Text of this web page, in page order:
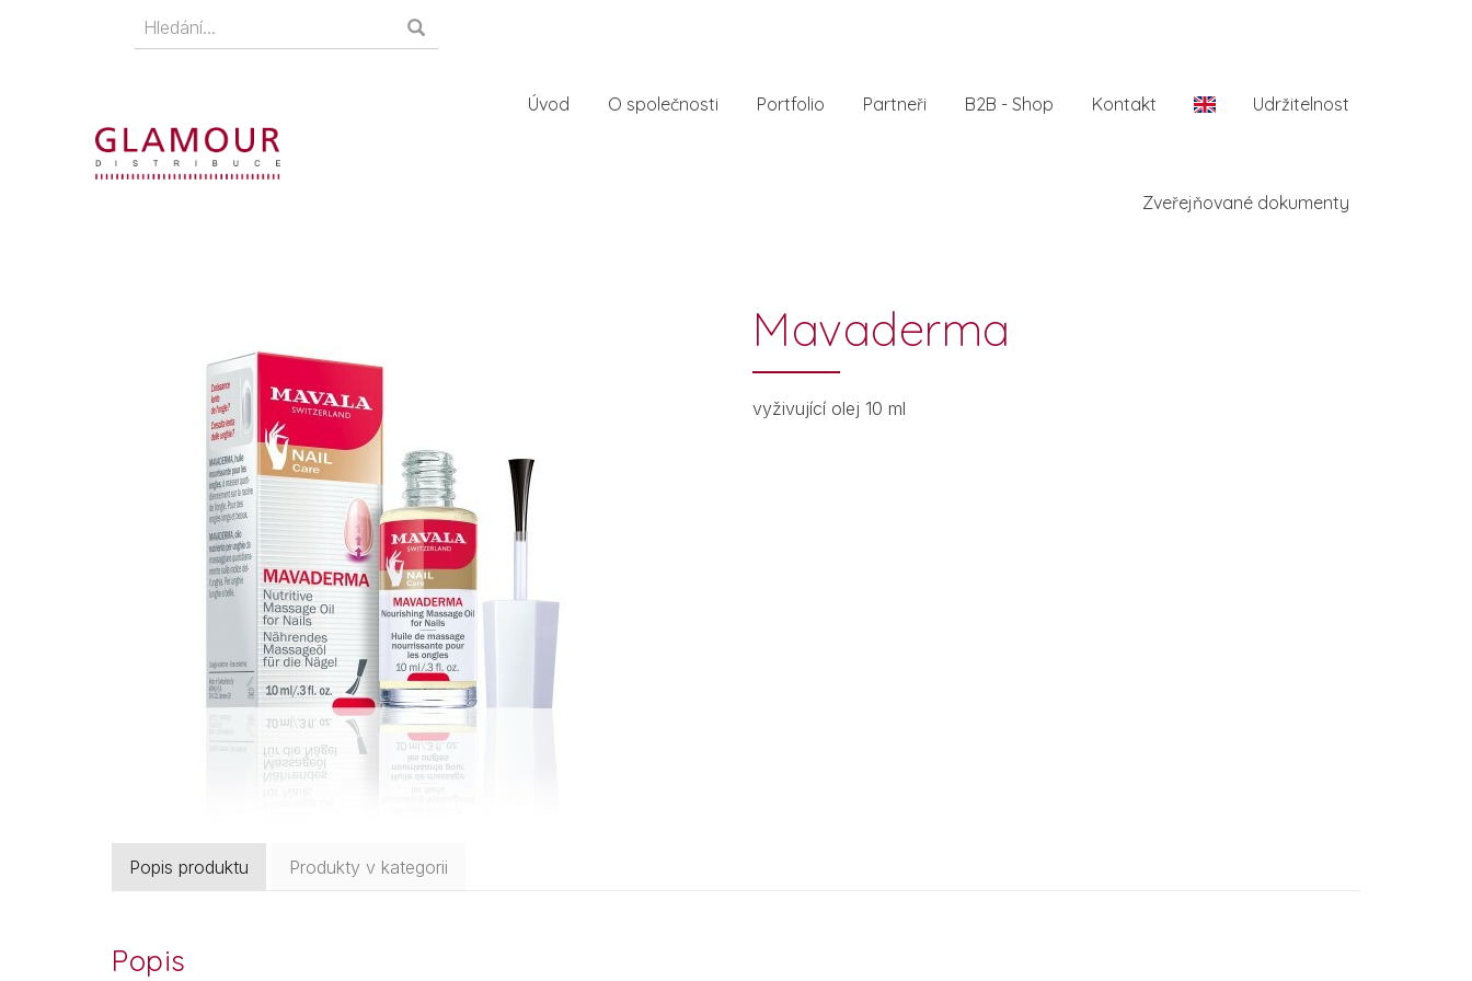
Úvod O společnosti Portfolio Partneři B2B - Shop Kontakt En Udržitelnost
Zveřejňované dokumenty
Mavaderma
vyživující olej 10 ml
Popis produktu Produkty v kategorii
Popis